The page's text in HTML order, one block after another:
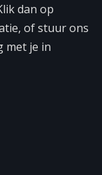
dan op
of stuur ons
met je in